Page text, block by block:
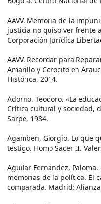
AAVV. Memoria de la
justicia no quiso ver frente
Corporación Jurídica
AAVV. Recordar para
Amarillo y Corocito en
Histórica, 2014.
Adorno, Teodoro. «La
Crítica cultural y sociedad,
Sarpe, 1984.
Agamben, Giorgio. Lo que
testigo. Homo Sacer II.
Aguilar Fernández,
memorias de la política. El
comparada. Madrid: